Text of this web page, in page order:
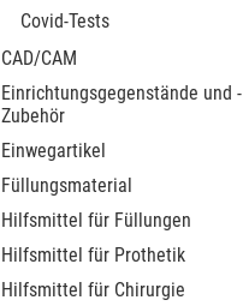
Covid-Tests
CAD/CAM
Einrichtungsgegenstände und -
Zubehör
Einwegartikel
Füllungsmaterial
Hilfsmittel für Füllungen
Hilfsmittel für Prothetik
Hilfsmittel für Chirurgie